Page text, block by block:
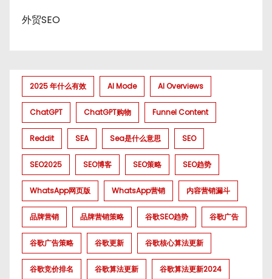
外贸SEO
2025 年什么有效 AI Mode AI Overviews
ChatGPT ChatGPT购物 Funnel Content
Reddit SEA Sea是什么意思 SEO
SEO2025 SEO博客 SEO策略 SEO趋势
WhatsApp网页版 WhatsApp营销 内容营销漏斗
品牌营销 品牌营销策略 谷歌SEO趋势 谷歌广告
谷歌广告策略 谷歌更新 谷歌核心算法更新
谷歌竞价排名 谷歌算法更新 谷歌算法更新2024